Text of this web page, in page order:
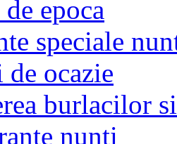
epoca
speciale
ocazie
burlacilor
nunti